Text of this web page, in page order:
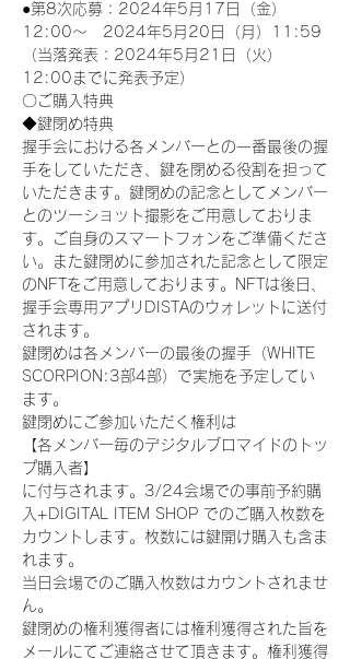
●第8次応募：2024年5月17日（金）
12:00～　2024年5月20日（月）11:59
（当落発表：2024年5月21日（火）
12:00までに発表予定）
〇ご購入特典
◆鍵閉め特典
握手会における各メンバーとの一番最後の握
手をしていただき、鍵を閉める役割を担って
いただきます。鍵閉めの記念としてメンバー
とのツーショット撮影をご用意しておりま
す。ご自身のスマートフォンをご準備くださ
い。また鍵閉めに参加された記念として限定
のNFTをご用意しております。NFTは後日、
握手会専用アプリDISTAのウォレットに送付
されます。
鍵閉めは各メンバーの最後の握手（WHITE
SCORPION:3部4部）で実施を予定してい
ます。
鍵閉めにご参加いただく権利は
【各メンバー毎のデジタルブロマイドのトッ
プ購入者】
に付与されます。3/24会場での事前予約購
入+DIGITAL ITEM SHOP でのご購入枚数を
カウントします。枚数には鍵開け購入も含ま
れます。
当日会場でのご購入枚数はカウントされませ
ん。
鍵閉めの権利獲得者には権利獲得された旨を
メールにてご連絡させて頂きます。権利獲得